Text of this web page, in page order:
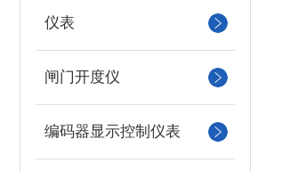
仪表
闸门开度仪
编码器显示控制仪表